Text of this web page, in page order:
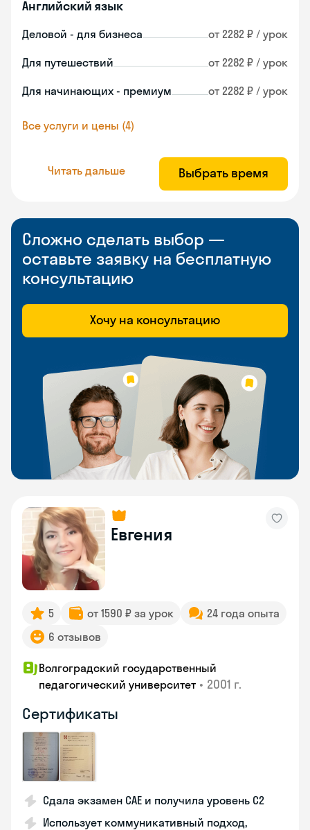
Английский язык
Деловой - для бизнеса от 2282 ₽ / урок
Для путешествий от 2282 ₽ / урок
Для начинающих - премиум от 2282 ₽ / урок
Все услуги и цены (4)
Читать дальше Выбрать время
Сложно сделать выбор —
оставьте заявку на бесплатную
консультацию
Хочу на консультацию
Евгения
5 от 1590 ₽ за урок
24 года опыта
6 отзывов
Волгоградский государственный
педагогический университет • 2001 г.
Сертификаты
Сдала экзамен CAE и получила уровень С2
Использует коммуникативный подход,